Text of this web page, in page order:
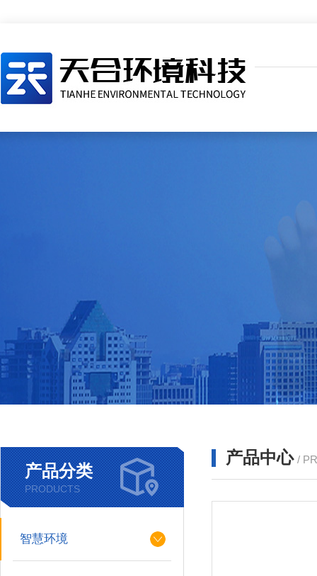
产品分类
PRODUCTS
智慧环境
产品中心 /